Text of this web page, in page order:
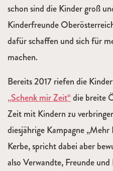
schon sind die Kinder groß
Kinderfreunde
dafür schaffen und sich für
machen.
Bereits 2017 riefen die
„Schenk mir Zeit“die breite
Zeit mit Kindern zu
diesjährige Kampagne
Kerbe, spricht dabei aber
also Verwandte, Freunde